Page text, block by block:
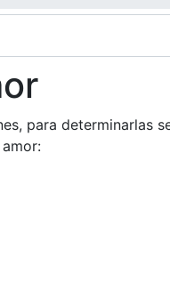
para determinarlas